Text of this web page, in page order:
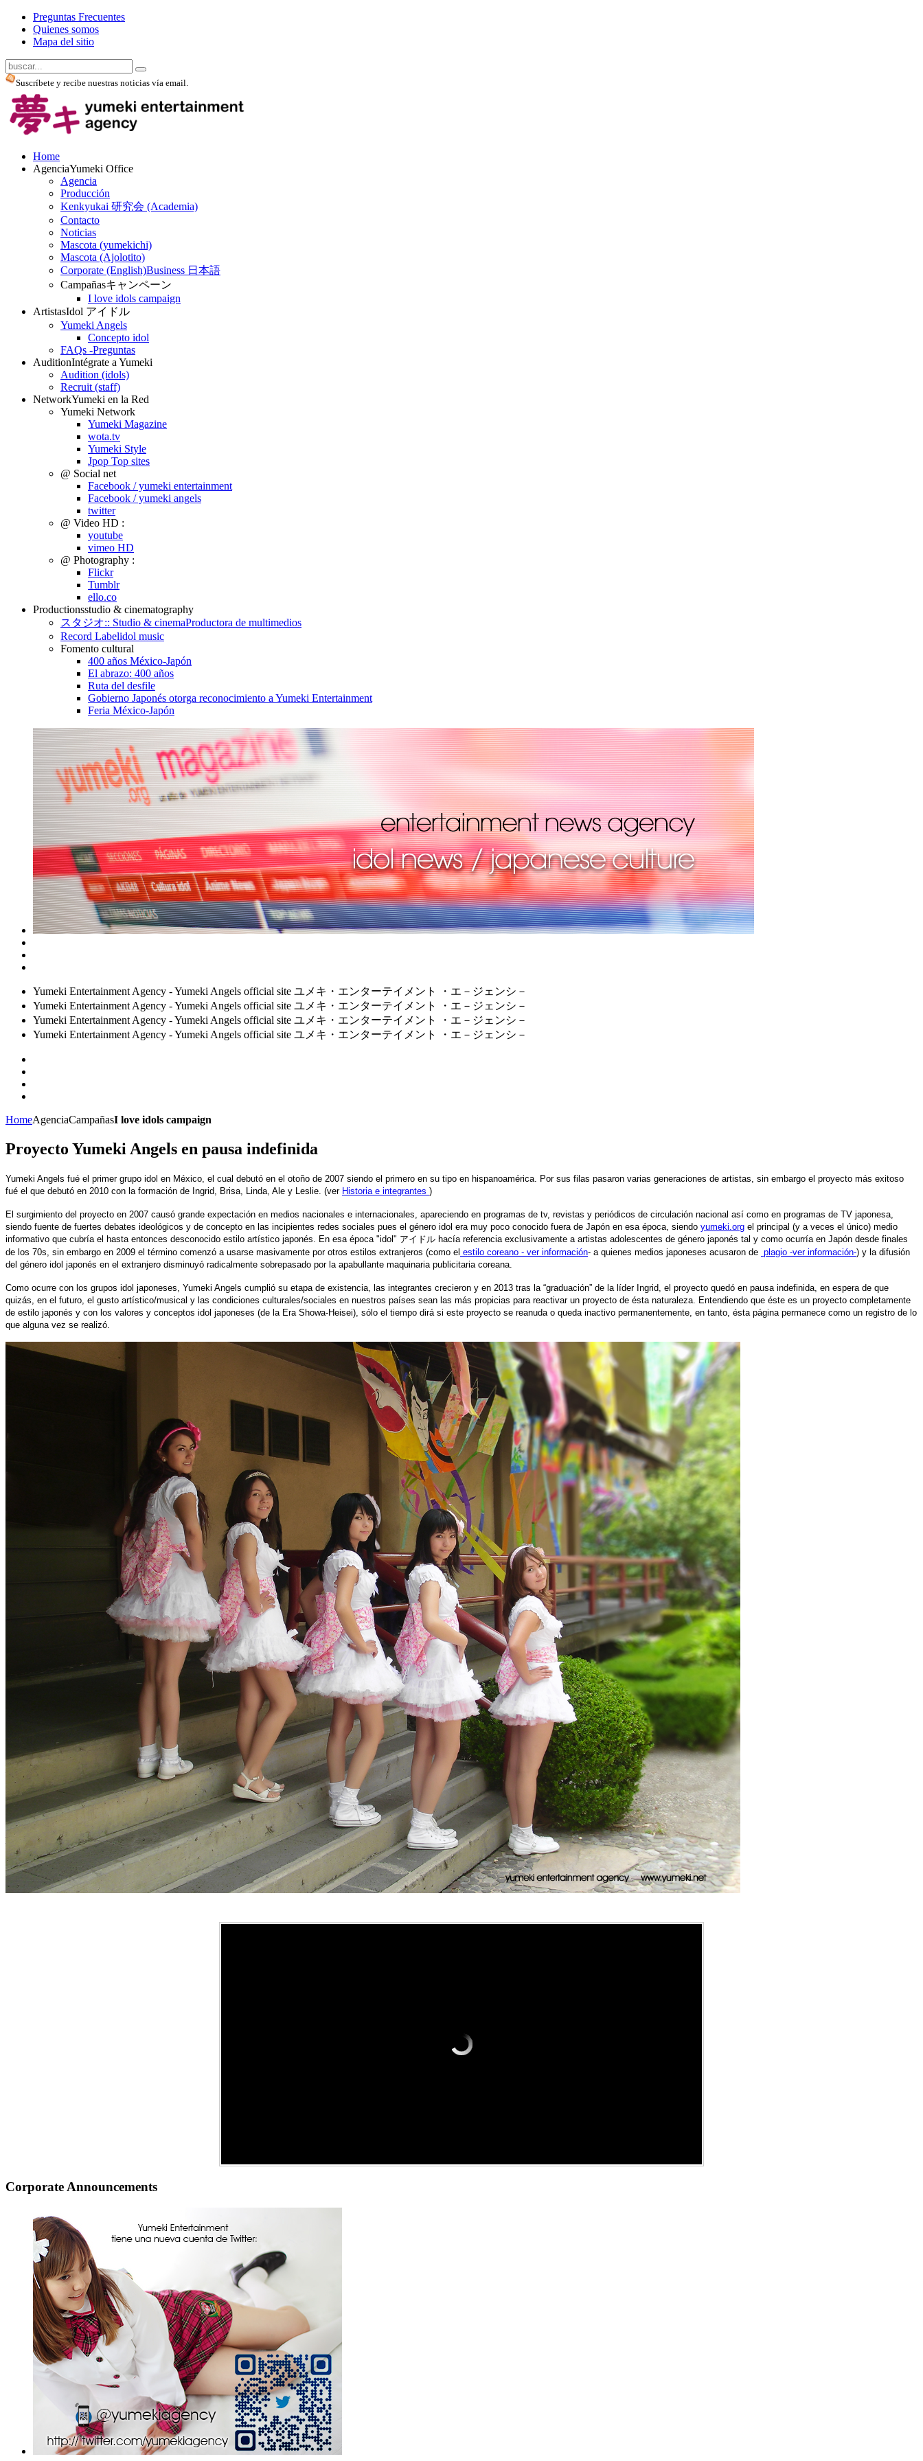
Preguntas Frecuentes
Quienes somos
Mapa del sitio
Suscríbete y recibe nuestras noticias vía email.
Home
AgenciaYumeki Office
Agencia
Producción
Kenkyukai 研究会 (Academia)
Contacto
Noticias
Mascota (yumekichi)
Mascota (Ajolotito)
Corporate (English)Business 日本語
Campañasキャンペーン
I love idols campaign
ArtistasIdol アイドル
Yumeki Angels
Concepto idol
FAQs -Preguntas
AuditionIntégrate a Yumeki
Audition (idols)
Recruit (staff)
NetworkYumeki en la Red
Yumeki Network
Yumeki Magazine
wota.tv
Yumeki Style
Jpop Top sites
@ Social net
Facebook / yumeki entertainment
Facebook / yumeki angels
twitter
@ Video HD :
youtube
vimeo HD
@ Photography :
Flickr
Tumblr
ello.co
Productionsstudio & cinematography
スタジオ:: Studio & cinemaProductora de multimedios
Record Labelidol music
Fomento cultural
400 años México-Japón
El abrazo: 400 años
Ruta del desfile
Gobierno Japonés otorga reconocimiento a Yumeki Entertainment
Feria México-Japón
Yumeki Entertainment Agency - Yumeki Angels official site ユメキ・エンターテイメント ・エ－ジェンシ－
Yumeki Entertainment Agency - Yumeki Angels official site ユメキ・エンターテイメント ・エ－ジェンシ－
Yumeki Entertainment Agency - Yumeki Angels official site ユメキ・エンターテイメント ・エ－ジェンシ－
Yumeki Entertainment Agency - Yumeki Angels official site ユメキ・エンターテイメント ・エ－ジェンシ－
HomeAgenciaCampañasI love idols campaign
Proyecto Yumeki Angels en pausa indefinida
Yumeki Angels fué el primer grupo idol en México, el cual debutó en el otoño de 2007 siendo el primero en su tipo en hispanoamérica. Por sus filas pasaron varias generaciones de artistas, sin embargo el proyecto más exitoso
fué el que debutó en 2010 con la formación de Ingrid, Brisa, Linda, Ale y Leslie. (ver Historia e integrantes )
El surgimiento del proyecto en 2007 causó grande expectación en medios nacionales e internacionales, apareciendo en programas de tv, revistas y periódicos de circulación nacional así como en programas de TV japonesa,
siendo fuente de fuertes debates ideológicos y de concepto en las incipientes redes sociales pues el género idol era muy poco conocido fuera de Japón en esa época, siendo yumeki.org el principal (y a veces el único) medio
informativo que cubría el hasta entonces desconocido estilo artístico japonés. En esa época "idol" アイドル hacía referencia exclusivamente a artistas adolescentes de género japonés tal y como ocurría en Japón desde finales
de los 70s, sin embargo en 2009 el término comenzó a usarse masivamente por otros estilos extranjeros (como el estilo coreano - ver información- a quienes medios japoneses acusaron de plagio -ver información-) y la difusión
del género idol japonés en el extranjero disminuyó radicalmente sobrepasado por la apabullante maquinaria publicitaria coreana.
Como ocurre con los grupos idol japoneses, Yumeki Angels cumplió su etapa de existencia, las integrantes crecieron y en 2013 tras la “graduación” de la líder Ingrid, el proyecto quedó en pausa indefinida, en espera de que
quizás, en el futuro, el gusto artístico/musical y las condiciones culturales/sociales en nuestros países sean las más propicias para reactivar un proyecto de ésta naturaleza. Entendiendo que éste es un proyecto completamente
de estilo japonés y con los valores y conceptos idol japoneses (de la Era Showa-Heisei), sólo el tiempo dirá si este proyecto se reanuda o queda inactivo permanentemente, en tanto, ésta página permanece como un registro de lo
que alguna vez se realizó.
Corporate Announcements